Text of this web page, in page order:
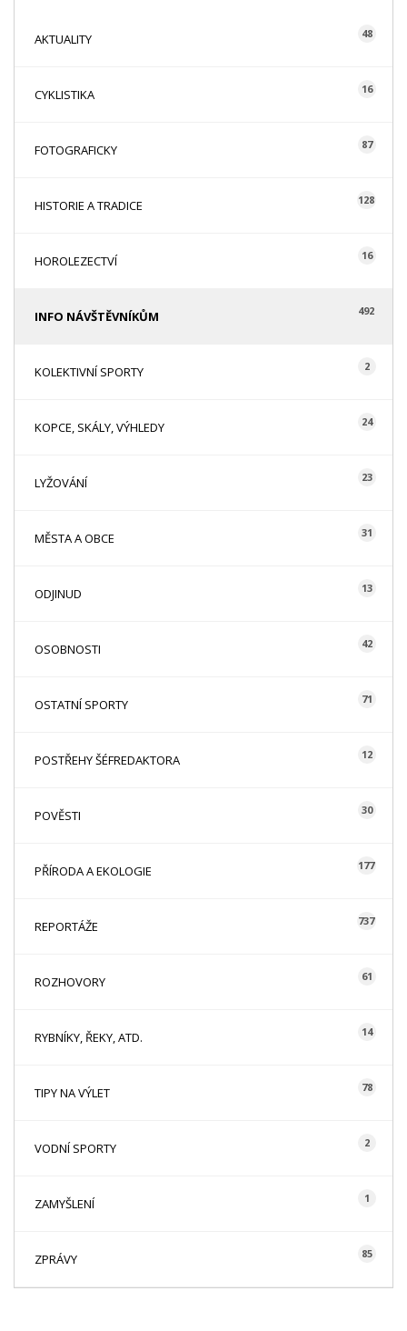
AKTUALITY 48
CYKLISTIKA 16
FOTOGRAFICKY 87
HISTORIE A TRADICE 128
HOROLEZECTVÍ 16
INFO NÁVŠTĚVNÍKŮM 492
KOLEKTIVNÍ SPORTY 2
KOPCE, SKÁLY, VÝHLEDY 24
LYŽOVÁNÍ 23
MĚSTA A OBCE 31
ODJINUD 13
OSOBNOSTI 42
OSTATNÍ SPORTY 71
POSTŘEHY ŠÉFREDAKTORA 12
POVĚSTI 30
PŘÍRODA A EKOLOGIE 177
REPORTÁŽE 737
ROZHOVORY 61
RYBNÍKY, ŘEKY, ATD. 14
TIPY NA VÝLET 78
VODNÍ SPORTY 2
ZAMYŠLENÍ 1
ZPRÁVY 85